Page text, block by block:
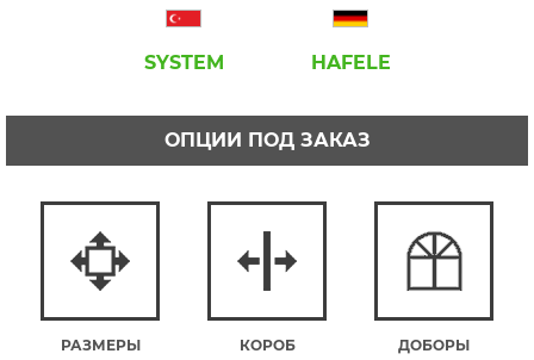
SYSTEM HAFELE
ОПЦИИ ПОД ЗАКАЗ
РАЗМЕРЫ
КОРОБ
ДОБОРЫ